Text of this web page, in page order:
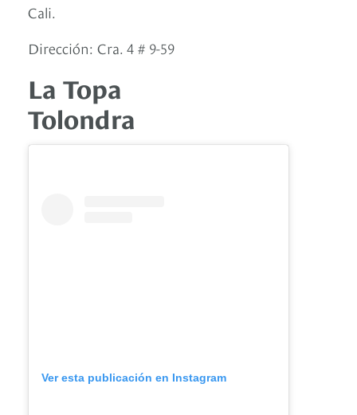
Cali.
Dirección: Cra. 4 # 9-59
La Topa
Tolondra
Ver esta publicación en Instagram